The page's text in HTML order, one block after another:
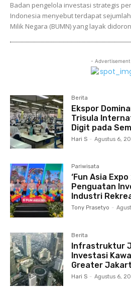
Badan pengelola investasi strategis
Indonesia menyebut terdapat
Milik Negara (BUMN) yang layak
-
Berita
Ekspor
Trisula
Digit pada
Hari S - Agustus 6,
Pariwisata
‘Fun Asia
Penguatan
Industri
Tony Prasetyo -
Berita
Infrastruktur
Investasi
Greater
Hari S - Agustus 6,